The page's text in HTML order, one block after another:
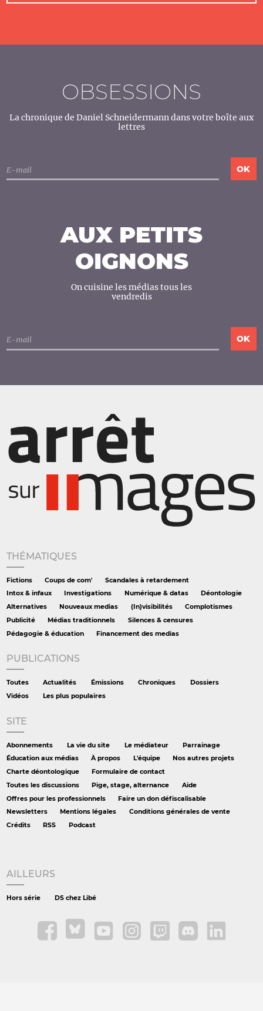
OBSESSIONS
La chronique de Daniel Schneidermann dans votre boîte aux
lettres
AUX PETITS
OIGNONS
On cuisine les médias tous les
vendredis
THÉMATIQUES
Fictions Coups de com'
Scandales à retardement
Intox & infaux
Investigations Numérique & datas
Déontologie
Alternatives
Nouveaux medias (In)visibilités
Complotismes
Publicité
Médias traditionnels
Silences & censures
Pédagogie & éducation
Financement des medias
PUBLICATIONS
Toutes Actualités Émissions Chroniques
Dossiers
Vidéos
Les plus populaires
SITE
Abonnements La vie du site Le médiateur
Parrainage
Éducation aux médias
À propos L'équipe
Nos autres projets
Charte déontologique
Formulaire de contact
Toutes les discussions
Pige, stage, alternance
Aide
Offres pour les professionnels
Faire un don défiscalisable
Newsletters
Mentions légales
Conditions générales de vente
Crédits
RSS Podcast
AILLEURS
Hors série DS chez Libé